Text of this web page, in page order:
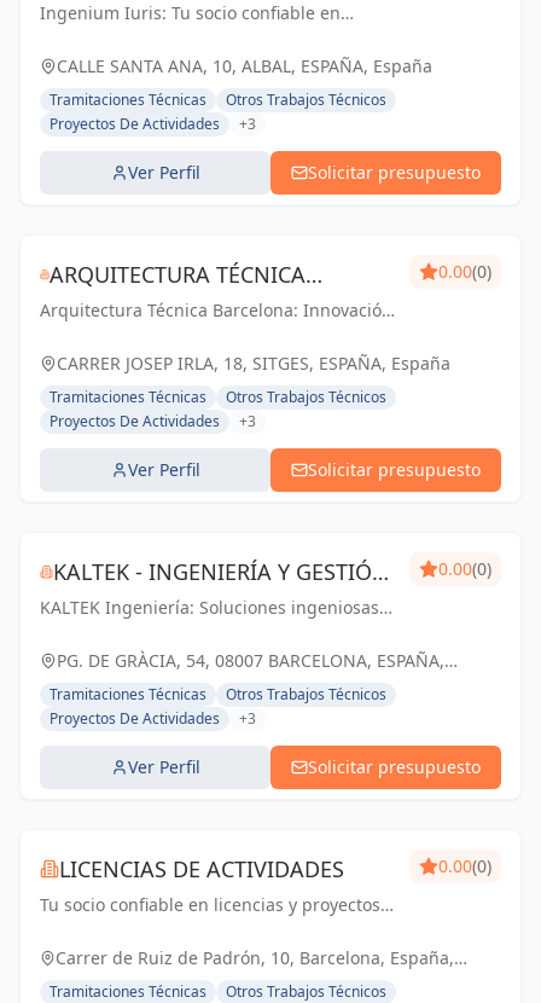
Ingenium Iuris: Tu socio confiable en
Soluciones profesionales para proyectos
CALLE SANTA ANA, 10, ALBAL, ESPAÑA, España
Tramitaciones Técnicas
Otros Trabajos Técnicos
Proyectos De Actividades
+3
Ver Perfil Solicitar presupuesto
ARQUITECTURA TÉCNICA
BARCELONA - PABLO PARES
GONZALEZ
Arquitectura Técnica Barcelona: Innovación
visión, nuestro compromiso.
0.00(0)
CARRER JOSEP IRLA, 18, SITGES, ESPAÑA, España
Tramitaciones Técnicas
Otros Trabajos Técnicos
Proyectos De Actividades
+3
Ver Perfil Solicitar presupuesto
KALTEK - INGENIERÍA Y GESTIÓN
DE PROYECTOS
KALTEK Ingeniería: Soluciones ingeniosas
en Barcelona. Impulsando tu éxito con
0.00(0)
PG. DE GRÀCIA, 54, 08007 BARCELONA, ESPAÑA,
España
Tramitaciones Técnicas
Otros Trabajos Técnicos
Proyectos De Actividades
+3
Ver Perfil Solicitar presupuesto
LICENCIAS DE ACTIVIDADES
Tu socio confiable en licencias y proyectos
que tu negocio prospere.
0.00(0)
Carrer de Ruiz de Padrón, 10, Barcelona, España,
España
Tramitaciones Técnicas
Otros Trabajos Técnicos